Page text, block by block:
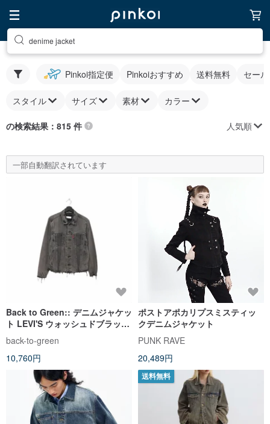
denime jacket
Pinkoi指定便 Pinkoiおすすめ 送料無料 セー
スタイル サイズ 素材 カラー
の検索結果：815 件 人気順
一部自動翻訳されています
Back to Green:: デニムジャケッ
ト LEVI'S ウォッシュドブラック
ダメージ加工 dn-04
back-to-green
10,760円
ポストアポカリプスミスティッ
クデニムジャケット
PUNK RAVE
20,489円
送料無料